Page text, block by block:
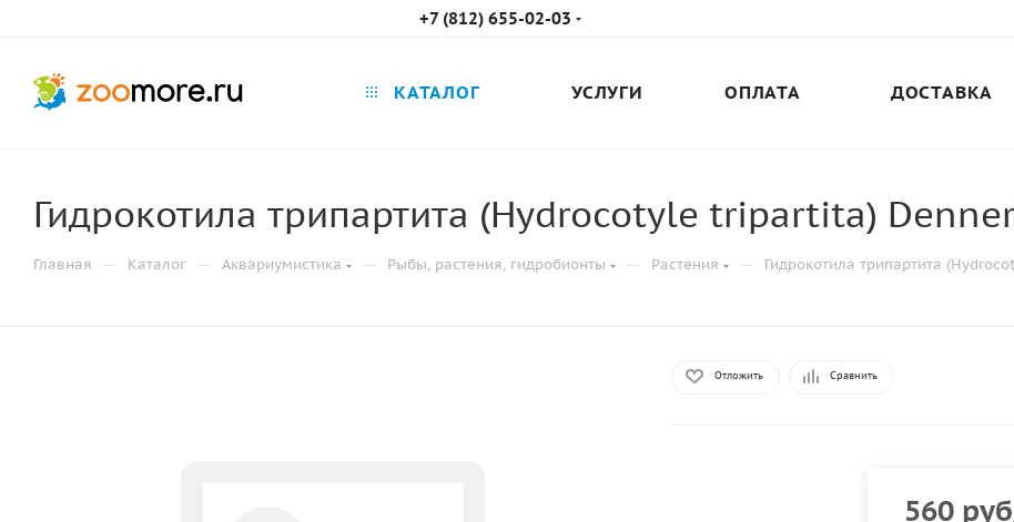
+7 (812) 655-02-03
КАТАЛОГ УСЛУГИ ОПЛАТА ДОСТАВКА
Гидрокотила трипартита (Hydrocotyle tripartita)
Главная — Каталог — Аквариумистика — Рыбы, растения, гидробионты — Растения — Гидрокотила трипартита
Отложить Сравнить
560 руб